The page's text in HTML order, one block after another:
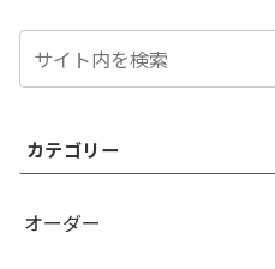
カテゴリー
オーダー